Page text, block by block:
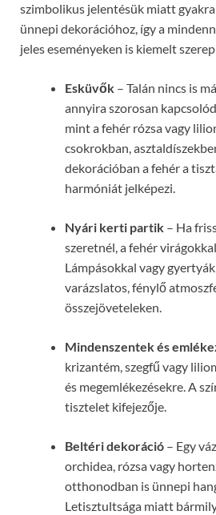
szimbolikus jelentésük miatt
ünnepi dekorációhoz, így a
jeles eseményeken is kiemelt
Esküvők – Talán nincs is
annyira szorosan
mint a fehér rózsa vagy
csokrokban,
dekorációban a fehér a
harmóniát jelképezi.
Nyári kerti partik – Ha
szeretnél, a fehér
Lámpásokkal vagy
varázslatos, fénylő
összejöveteleken.
Mindenszentek és
krizantém, szegfű vagy
és megemlékezésekre. A
tisztelet kifejezője.
Beltéri dekoráció – Egy
orchidea, rózsa vagy
otthonodban is ünnepi
Letisztultsága miatt